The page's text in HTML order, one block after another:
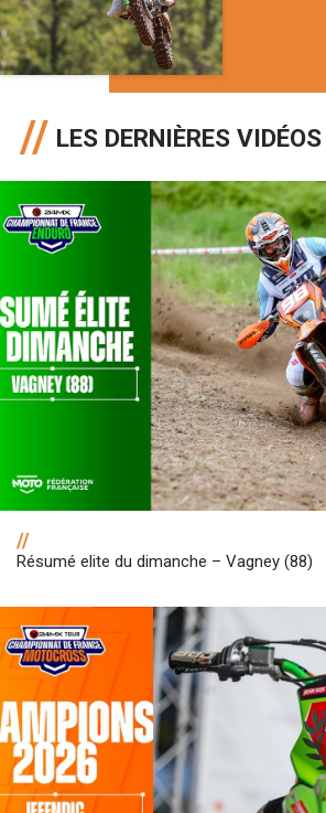
LES DERNIÈRES VIDÉOS
//
Résumé elite du dimanche – Vagney (88)